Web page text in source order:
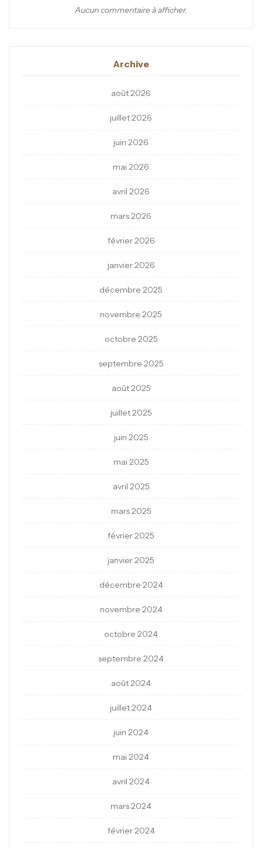
Aucun commentaire à afficher.
Archive
août 2026
juillet 2026
juin 2026
mai 2026
avril 2026
mars 2026
février 2026
janvier 2026
décembre 2025
novembre 2025
octobre 2025
septembre 2025
août 2025
juillet 2025
juin 2025
mai 2025
avril 2025
mars 2025
février 2025
janvier 2025
décembre 2024
novembre 2024
octobre 2024
septembre 2024
août 2024
juillet 2024
juin 2024
mai 2024
avril 2024
mars 2024
février 2024